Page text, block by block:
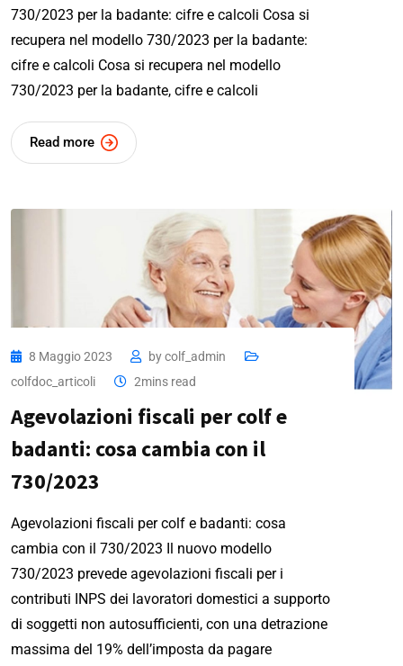
730/2023 per la badante: cifre e calcoli Cosa si
recupera nel modello 730/2023 per la badante:
cifre e calcoli Cosa si recupera nel modello
730/2023 per la badante, cifre e calcoli
Read more
8 Maggio 2023 bycolf_admin
colfdoc_articoli
2mins read
Agevolazioni fiscali per colf e
badanti: cosa cambia con il
730/2023
Agevolazioni fiscali per colf e badanti: cosa
cambia con il 730/2023 Il nuovo modello
730/2023 prevede agevolazioni fiscali per i
contributi INPS dei lavoratori domestici a supporto
di soggetti non autosufficienti, con una detrazione
massima del 19% dell’imposta da pagare